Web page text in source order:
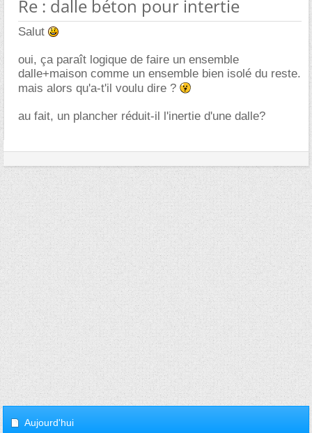
Re : dalle béton pour intertie
Salut
oui, ça paraît logique de faire un ensemble
dalle+maison comme un ensemble bien isolé du reste.
mais alors qu'a-t'il voulu dire ?
au fait, un plancher réduit-il l'inertie d'une dalle?
Aujourd'hui